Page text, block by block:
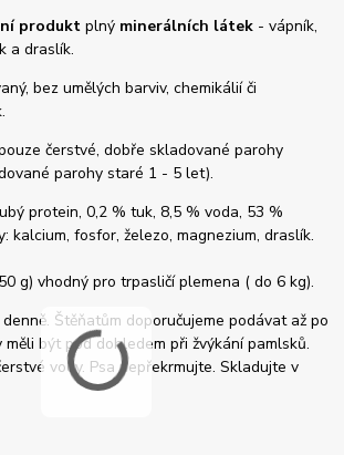
produkt plný minerálních látek - vápník,
a draslík.
bez umělých barviv, chemikálií či
čerstvé, dobře skladované parohy
parohy staré 1 - 5 let).
protein, 0,2 % tuk, 8,5 % voda, 53 %
kalcium, fosfor, železo, magnezium, draslík.
g) vhodný pro trpasličí plemena ( do 6 kg).
denně. Štěňatům doporučujeme podávat až po
měli být pod dohledem při žvýkání pamlsků.
vody. Psa nepřekrmujte. Skladujte v